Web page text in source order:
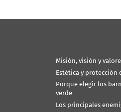
Misión, visión y
Estética y protección
Porque elegir los
verde
Los principales